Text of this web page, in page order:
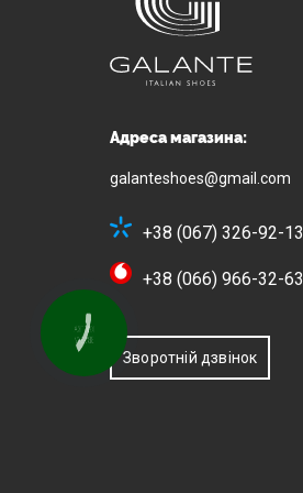
Адреса магазина:
galanteshoes@gmail.com
+38 (067) 326-92-13
+38 (066) 966-32-63
Зворотній дзвінок
КНОПКА
ЗВ'ЯЗКУ